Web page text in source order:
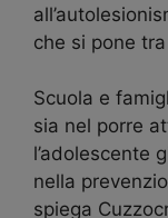
che si pone
Scuola e
sia nel porre
l’adolescente
nella
spiega